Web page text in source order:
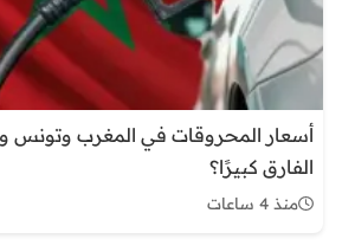
أسعار المحروقات في المغرب وتونس
الفارق كبيرًا؟
منذ 4 ساعات